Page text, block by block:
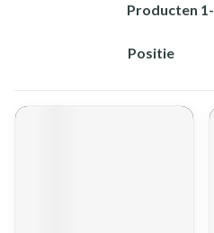
Producten 1-
Sorteer op: